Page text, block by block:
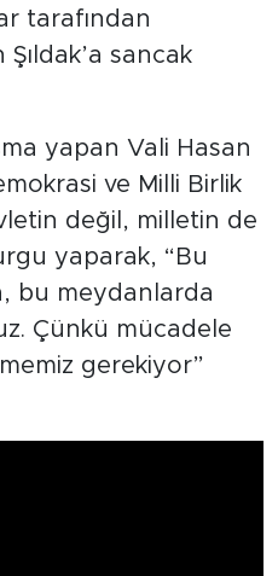
tarafından
sancak
yapan Vali Hasan
ve Milli Birlik
değil, milletin de
yaparak, “Bu
bu meydanlarda
Çünkü mücadele
gerekiyor”